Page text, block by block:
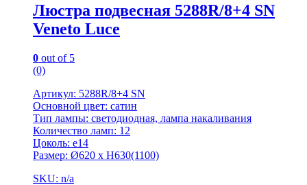
Люстра подвесная 5288R/8+4 SN
Veneto Luce
0 out of 5
(0)
Артикул: 5288R/8+4 SN
Основной цвет: сатин
Тип лампы: светодиодная, лампа накаливания
Количество ламп: 12
Цоколь: e14
Размер: Ø620 x H630(1100)
SKU: n/a